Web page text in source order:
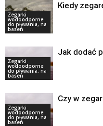
Zegarki
wodoodporne
do pływania, na
basen
Kiedy
Zegarki
wodoodporne
do pływania, na
basen
Jak dodać
Zegarki
wodoodporne
do pływania, na
basen
Czy w